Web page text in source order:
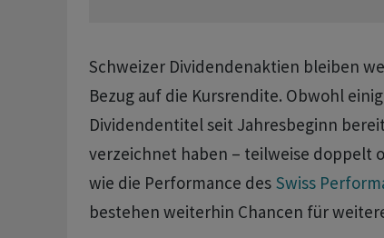
Schweizer Dividendenaktien bleiben
Bezug auf die Kursrendite. Obwohl
Dividendentitel seit Jahresbeginn
verzeichnet haben – teilweise doppelt
wie die Performance des Swiss
bestehen weiterhin Chancen für